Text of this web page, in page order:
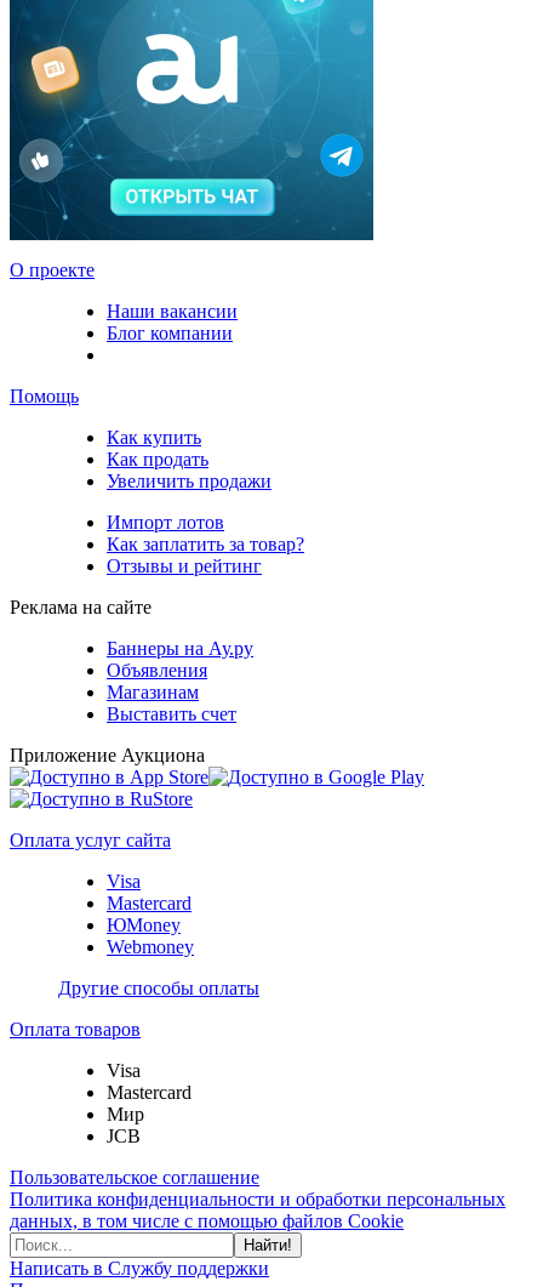
О проекте
Наши вакансии
Блог компании
Помощь
Как купить
Как продать
Увеличить продажи
Импорт лотов
Как заплатить за товар?
Отзывы и рейтинг
Реклама на сайте
Баннеры на Ау.ру
Объявления
Магазинам
Выставить счет
Приложение Аукциона
Оплата услуг сайта
Visa
Mastercard
ЮMoney
Webmoney
Другие способы оплаты
Оплата товаров
Visa
Mastercard
Мир
JCB
Пользовательское соглашение
Политика конфиденциальности и обработки персональных
данных, в том числе с помощью файлов Cookie
Найти!
Написать в Службу поддержки